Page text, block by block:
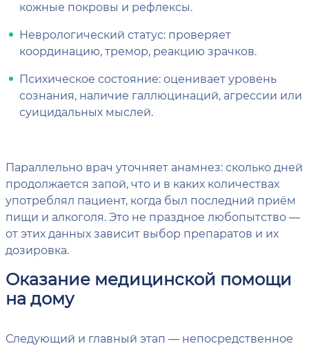
кожные покровы и рефлексы.
Неврологический статус: проверяет
координацию, тремор, реакцию зрачков.
Психическое состояние: оценивает уровень
сознания, наличие галлюцинаций, агрессии или
суицидальных мыслей.
Параллельно врач уточняет анамнез: сколько дней
продолжается запой, что и в каких количествах
употреблял пациент, когда был последний приём
пищи и алкоголя. Это не праздное любопытство —
от этих данных зависит выбор препаратов и их
дозировка.
Оказание медицинской помощи
на дому
Следующий и главный этап — непосредственное